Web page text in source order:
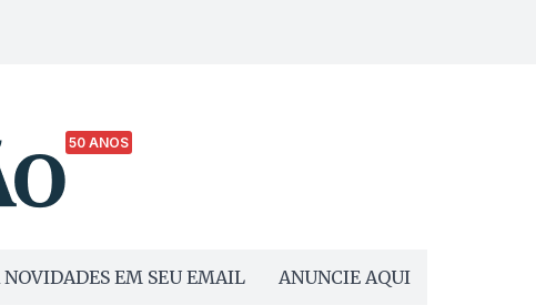
50 ANOS
NOVIDADES EM SEU EMAIL ANUNCIE AQUI